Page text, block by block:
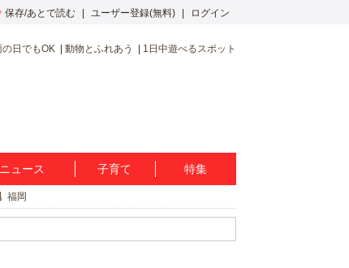
保存/あとで読む ユーザー登録(無料) ログイン
の日でもOK 動物とふれあう 1日中遊べるスポット
ュース 子育て 特集
福岡